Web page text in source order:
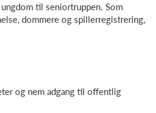
til seniortruppen. Som
dommere og spillerregistrering,
og nem adgang til offentlig